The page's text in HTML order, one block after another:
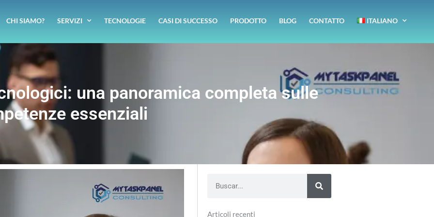
CHI SIAMO? SERVIZI TECNOLOGIE CASI DI SUCCESSO PRODOTTO BLOG CONTATTO ITALIANO
una panoramica completa sulle
essenziali
Articoli recenti